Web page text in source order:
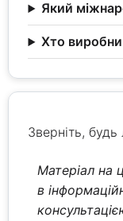
Який
Хто
Зверніть, будь
Матеріал на
в